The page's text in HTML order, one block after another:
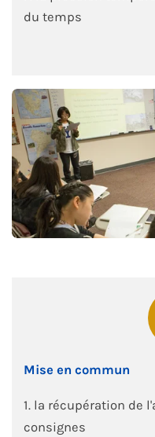
du temps
Mise en commun
1. la récupération de
consignes